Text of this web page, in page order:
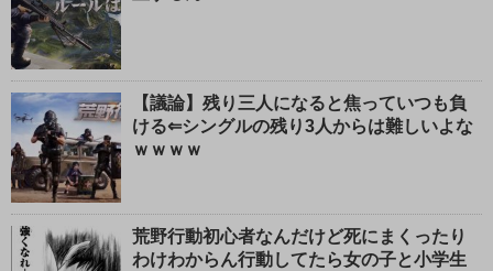
【議論】残り三人になると焦っていつも負
ける⇐シングルの残り3人からは難しいよな
ｗｗｗｗ
荒野行動初心者なんだけど死にまくったり
わけわからん行動してたら女の子と小学生